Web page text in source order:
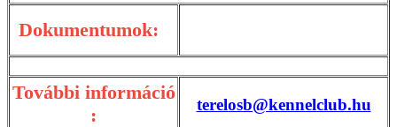
Dokumentumok:
További információ
:
terelosb@kennelclub.hu